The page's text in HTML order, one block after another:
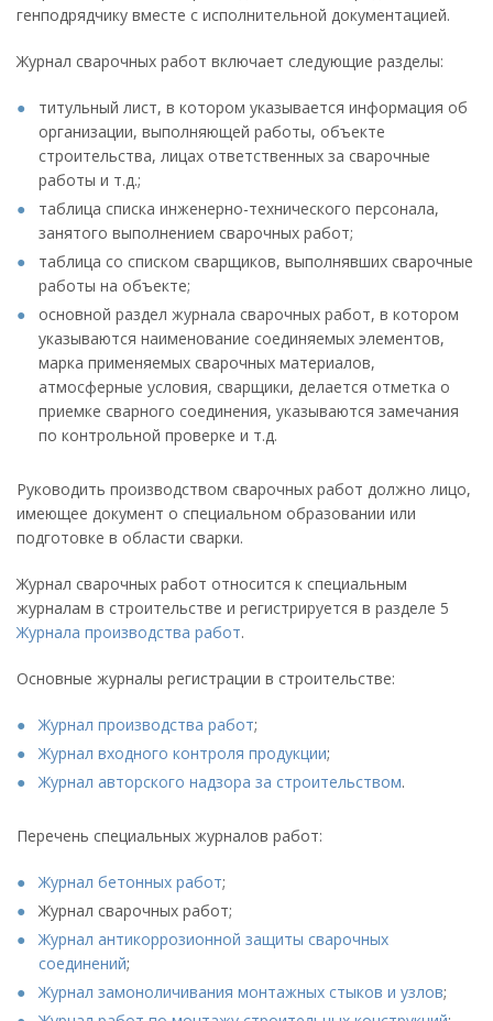
генподрядчику вместе с исполнительной документацией.
Журнал сварочных работ включает следующие разделы:
титульный лист, в котором указывается информация об
организации, выполняющей работы, объекте
строительства, лицах ответственных за сварочные
работы и т.д.;
таблица списка инженерно-технического персонала,
занятого выполнением сварочных работ;
таблица со списком сварщиков, выполнявших сварочные
работы на объекте;
основной раздел журнала сварочных работ, в котором
указываются наименование соединяемых элементов,
марка применяемых сварочных материалов,
атмосферные условия, сварщики, делается отметка о
приемке сварного соединения, указываются замечания
по контрольной проверке и т.д.
Руководить производством сварочных работ должно лицо,
имеющее документ о специальном образовании или
подготовке в области сварки.
Журнал сварочных работ относится к специальным
журналам в строительстве и регистрируется в разделе 5
Журнала производства работ.
Основные журналы регистрации в строительстве:
Журнал производства работ;
Журнал входного контроля продукции;
Журнал авторского надзора за строительством.
Перечень специальных журналов работ:
Журнал бетонных работ;
Журнал сварочных работ;
Журнал антикоррозионной защиты сварочных
соединений;
Журнал замоноличивания монтажных стыков и узлов;